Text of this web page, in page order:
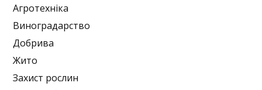
Агротехніка
Виноградарство
Добрива
Жито
Захист рослин